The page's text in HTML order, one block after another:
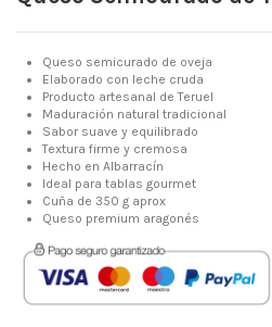
Queso semicurado de oveja
Elaborado con leche cruda
Producto artesanal de Teruel
Maduración natural tradicional
Sabor suave y equilibrado
Textura firme y cremosa
Hecho en Albarracín
Ideal para tablas gourmet
Cuña de 350 g aprox
Queso premium aragonés